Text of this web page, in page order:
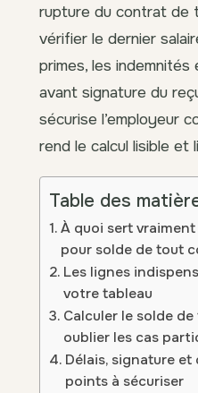
rupture du contrat de
vérifier le dernier
primes, les indemnités
avant signature du
sécurise l’employeur
rend le calcul lisible et
Table des
À quoi sert
pour solde de tout
Les lignes
votre tableau
Calculer le solde
oublier les cas
Délais, signature
points à sécuriser